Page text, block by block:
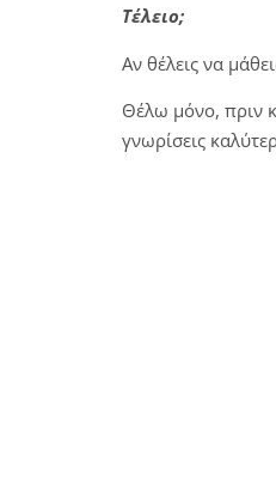
Τέλειο;
Αν θέλεις να
Θέλω μόνο, πριν
γνωρίσεις